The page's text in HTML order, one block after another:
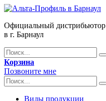
Официальный дистрибьютор
в г. Барнаул
Корзина
Позвоните мне
Виды продукции